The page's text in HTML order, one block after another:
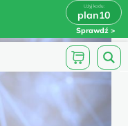
plan10
Sprawdź
plan10 x